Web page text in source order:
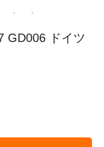
GD006 ドイツ